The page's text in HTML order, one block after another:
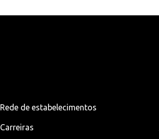
Rede de estabelecimentos
Carreiras